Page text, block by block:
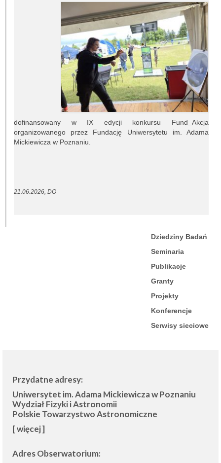
Inna działalność
Fundacja Ziemia i Kosmos
Noc Naukowców
Układ Słoneczny przy Słonecznej 36
Meteoryt Morasko
Nasze planetoidy
Zapytaj astronoma
dofinansowany w IX edycji konkursu Fund_Akcja
organizowanego przez Fundację Uniwersytetu im. Adama
Mickiewicza w Poznaniu.
21.06.2026, DO
Dziedziny Badań
Seminaria
Publikacje
Granty
Projekty
Konferencje
Serwisy sieciowe
Przydatne adresy:
Uniwersytet im. Adama Mickiewicza w Poznaniu
Wydział Fizyki i Astronomii
Polskie Towarzystwo Astronomiczne
[ więcej ]
Adres Obserwatorium: